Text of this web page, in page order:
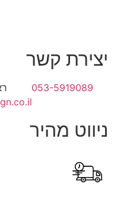
ניווט מהיר
יצירת קשר
053-5919089